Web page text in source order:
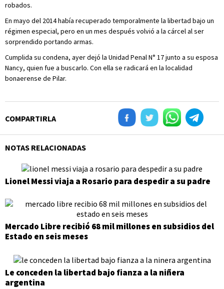
robados.
En mayo del 2014 había recuperado temporalmente la libertad bajo un
régimen especial, pero en un mes después volvió a la cárcel al ser
sorprendido portando armas.
Cumplida su condena, ayer dejó la Unidad Penal N° 17 junto a su esposa
Nancy, quien fue a buscarlo. Con ella se radicará en la localidad
bonaerense de Pilar.
COMPARTIRLA
NOTAS RELACIONADAS
Lionel Messi viaja a Rosario para despedir a su padre
Mercado Libre recibió 68 mil millones en subsidios del
Estado en seis meses
Le conceden la libertad bajo fianza a la niñera
argentina